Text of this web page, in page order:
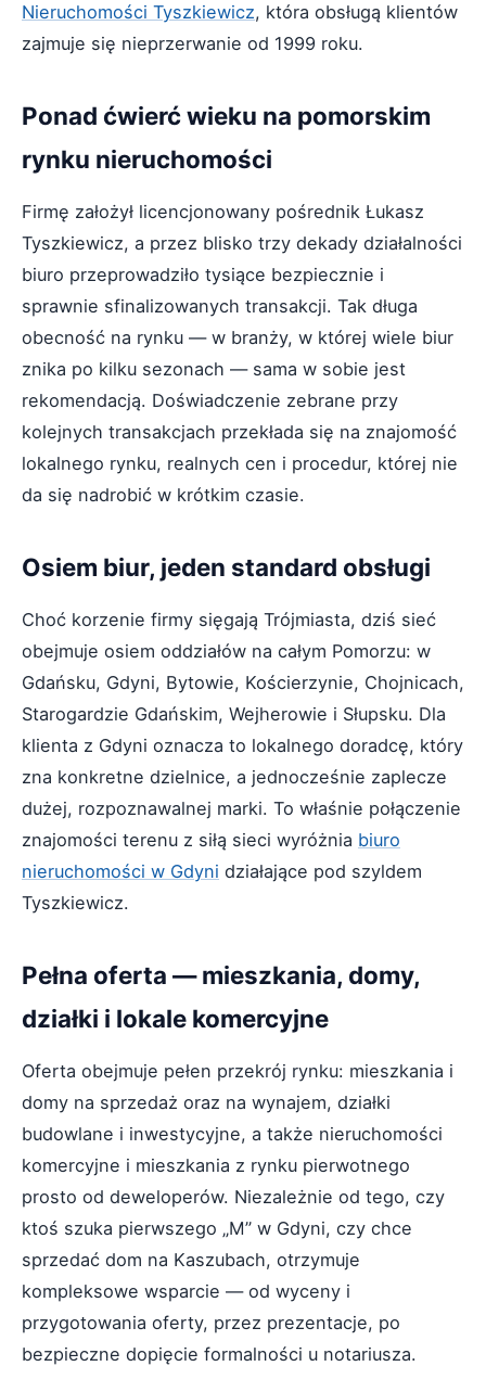
Nieruchomości Tyszkiewicz, która obsługą klientów
zajmuje się nieprzerwanie od 1999 roku.
Ponad ćwierć wieku na pomorskim
rynku nieruchomości
Firmę założył licencjonowany pośrednik Łukasz
Tyszkiewicz, a przez blisko trzy dekady działalności
biuro przeprowadziło tysiące bezpiecznie i
sprawnie sfinalizowanych transakcji. Tak długa
obecność na rynku — w branży, w której wiele biur
znika po kilku sezonach — sama w sobie jest
rekomendacją. Doświadczenie zebrane przy
kolejnych transakcjach przekłada się na znajomość
lokalnego rynku, realnych cen i procedur, której nie
da się nadrobić w krótkim czasie.
Osiem biur, jeden standard obsługi
Choć korzenie firmy sięgają Trójmiasta, dziś sieć
obejmuje osiem oddziałów na całym Pomorzu: w
Gdańsku, Gdyni, Bytowie, Kościerzynie, Chojnicach,
Starogardzie Gdańskim, Wejherowie i Słupsku. Dla
klienta z Gdyni oznacza to lokalnego doradcę, który
zna konkretne dzielnice, a jednocześnie zaplecze
dużej, rozpoznawalnej marki. To właśnie połączenie
znajomości terenu z siłą sieci wyróżnia biuro
nieruchomości w Gdyni działające pod szyldem
Tyszkiewicz.
Pełna oferta — mieszkania, domy,
działki i lokale komercyjne
Oferta obejmuje pełen przekrój rynku: mieszkania i
domy na sprzedaż oraz na wynajem, działki
budowlane i inwestycyjne, a także nieruchomości
komercyjne i mieszkania z rynku pierwotnego
prosto od deweloperów. Niezależnie od tego, czy
ktoś szuka pierwszego „M” w Gdyni, czy chce
sprzedać dom na Kaszubach, otrzymuje
kompleksowe wsparcie — od wyceny i
przygotowania oferty, przez prezentacje, po
bezpieczne dopięcie formalności u notariusza.